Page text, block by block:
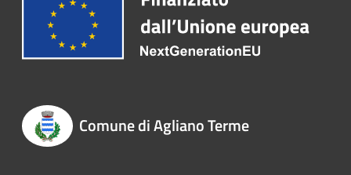
Comune di Agliano Terme